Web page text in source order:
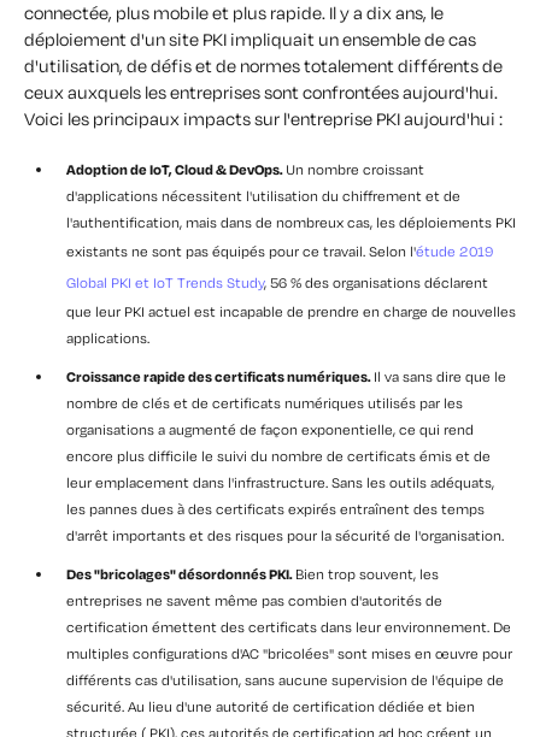
connectée, plus mobile et plus rapide. Il y a dix ans, le
déploiement d'un site PKI impliquait un ensemble de cas
d'utilisation, de défis et de normes totalement différents de
ceux auxquels les entreprises sont confrontées aujourd'hui.
Voici les principaux impacts sur l'entreprise PKI aujourd'hui :
Adoption de IoT, Cloud & DevOps. Un nombre croissant
d'applications nécessitent l'utilisation du chiffrement et de
l'authentification, mais dans de nombreux cas, les déploiements PKI
existants ne sont pas équipés pour ce travail. Selon l'étude 2019
Global PKI et IoT Trends Study, 56 % des organisations déclarent
que leur PKI actuel est incapable de prendre en charge de nouvelles
applications.
Croissance rapide des certificats numériques. Il va sans dire que le
nombre de clés et de certificats numériques utilisés par les
organisations a augmenté de façon exponentielle, ce qui rend
encore plus difficile le suivi du nombre de certificats émis et de
leur emplacement dans l'infrastructure. Sans les outils adéquats,
les pannes dues à des certificats expirés entraînent des temps
d'arrêt importants et des risques pour la sécurité de l'organisation.
Des "bricolages" désordonnés PKI. Bien trop souvent, les
entreprises ne savent même pas combien d'autorités de
certification émettent des certificats dans leur environnement. De
multiples configurations d'AC "bricolées" sont mises en œuvre pour
différents cas d'utilisation, sans aucune supervision de l'équipe de
sécurité. Au lieu d'une autorité de certification dédiée et bien
structurée ( PKI), ces autorités de certification ad hoc créent un